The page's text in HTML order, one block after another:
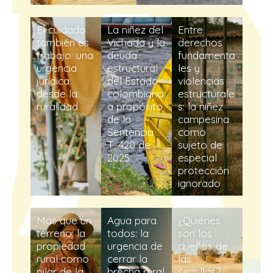
El cuidado
también es
trabajo: una
urgencia
jurídica
desde la
ruralidad
La niñez del
Vichada y la
deuda
estructural
del Estado
colombiano:
a propósito
de la
Sentencia
T-420 de
2025
Entre
derechos
fundamenta
les y
violencias
estructurale
s: la niñez
campesina
como
sujeto de
especial
protección
ignorado
Más que un
terreno: la
propiedad
rural como
Agua para
todos: la
urgencia de
cerrar la
¿Quiénes
son los
dueños de
las